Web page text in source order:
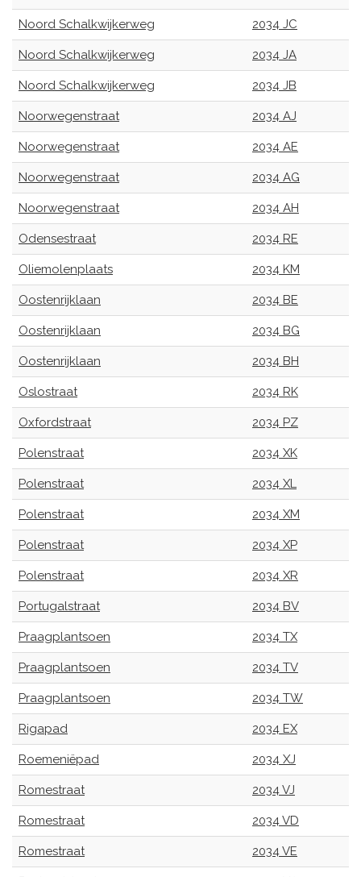
Noord Schalkwijkerweg 2034 JC
Noord Schalkwijkerweg 2034 JA
Noord Schalkwijkerweg 2034 JB
Noorwegenstraat 2034 AJ
Noorwegenstraat 2034 AE
Noorwegenstraat 2034 AG
Noorwegenstraat 2034 AH
Odensestraat 2034 RE
Oliemolenplaats 2034 KM
Oostenrijklaan 2034 BE
Oostenrijklaan 2034 BG
Oostenrijklaan 2034 BH
Oslostraat 2034 RK
Oxfordstraat 2034 PZ
Polenstraat 2034 XK
Polenstraat 2034 XL
Polenstraat 2034 XM
Polenstraat 2034 XP
Polenstraat 2034 XR
Portugalstraat 2034 BV
Praagplantsoen 2034 TX
Praagplantsoen 2034 TV
Praagplantsoen 2034 TW
Rigapad 2034 EX
Roemeniëpad 2034 XJ
Romestraat 2034 VJ
Romestraat 2034 VD
Romestraat 2034 VE